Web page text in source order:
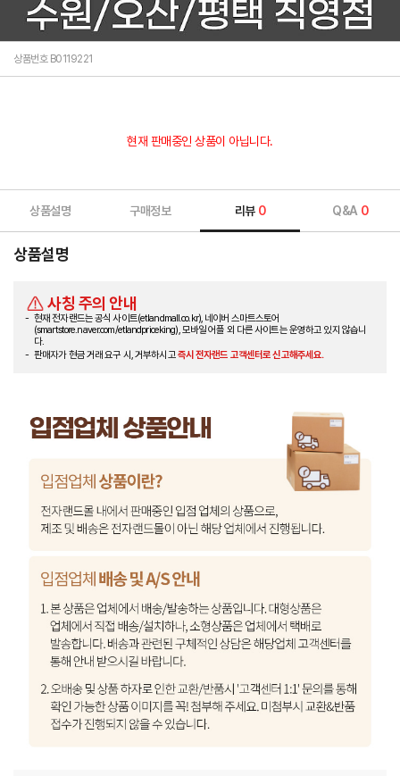
상품번호 B0119221
현재 판매중인 상품이 아닙니다.
상품설명 구매정보 리뷰 0 Q&A 0
상품설명
사칭 주의 안내
현재 전자랜드는 공식 사이트(etlandmall.co.kr), 네이버 스마트스토어
(smartstore.naver.com/etlandpriceking), 모바일 어플 외 다른 사이트는 운영하고 있지 않습니
다.
판매자가 현금 거래 요구 시, 거부하시고즉시 전자랜드 고객센터로 신고해주세요.